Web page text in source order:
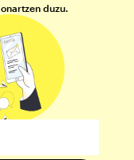
onartzen duzu.